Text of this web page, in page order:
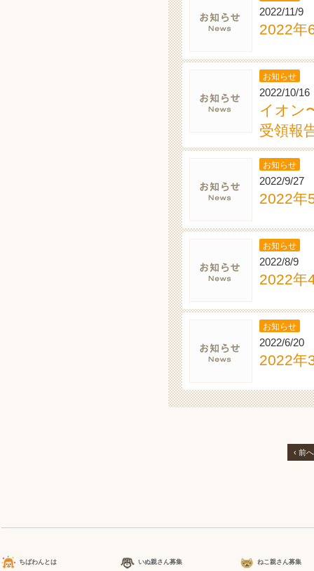
2022/11/9
2022年
お知らせ
2022/10/16
イオン
受領報
お知らせ
2022/9/27
2022年
お知らせ
2022/8/9
2022年
お知らせ
2022/6/20
2022年
‹ 前へ
ちばわんとは いぬ親さん募集 ねこ親さん募集